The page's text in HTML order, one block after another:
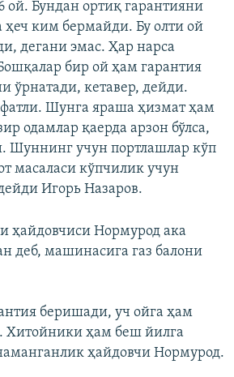
ой. Бундан ортиқ гарантияни
ҳеч ким бермайди. Бу олти ой
дегани эмас. Ҳар нарса
бир ой ҳам гарантия
ўрнатади, кетавер, дейди.
Шунга яраша ҳизмат ҳам
одамлар қаерда арзон бўлса,
Шуннинг учун портлашлар кўп
масаласи кўпчилик учун
Игорь Назаров.
ҳайдовчиси Нормурод ака
деб, машинасига газ балони
беришади, уч ойга ҳам
Хитойники ҳам беш йилга
ҳайдовчи Нормурод.